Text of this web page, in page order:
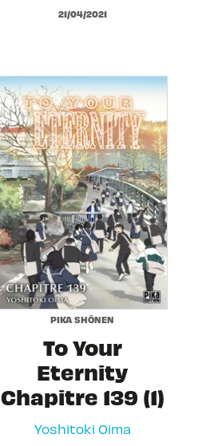
21/04/2021
PIKA SHÔNEN
To Your
Eternity
Chapitre 139 (1)
Yoshitoki Oima